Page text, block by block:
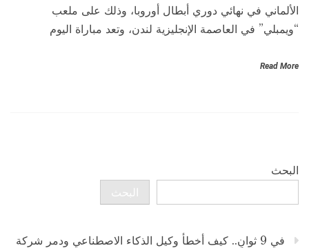
الألماني في نهائي دوري أبطال أوروبا، وذلك على ملعب
“ويمبلي” في العاصمة الإنجليزية لندن، وتعد مباراة اليوم
Read More
البحث
البحث
في 9 ثوانٍ.. كيف أخطأ وكيل الذكاء الاصطناعي ودمر شركة